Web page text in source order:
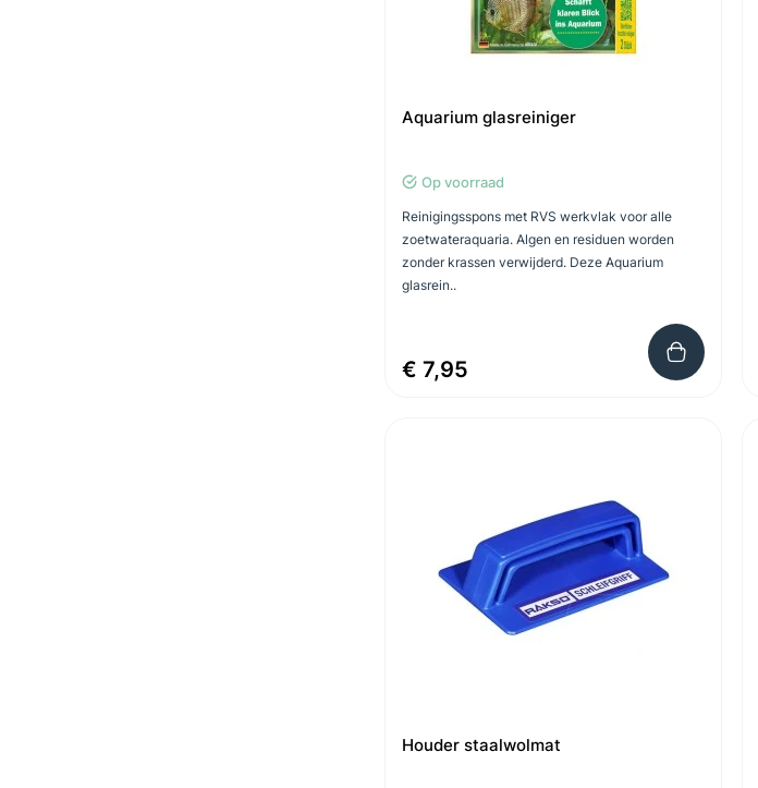
Aquarium glasreiniger
Op voorraad
Reinigingsspons met RVS werkvlak voor alle
zoetwateraquaria. Algen en residuen worden
zonder krassen verwijderd. Deze Aquarium
glasrein..
€ 7,95
Houder staalwolmat